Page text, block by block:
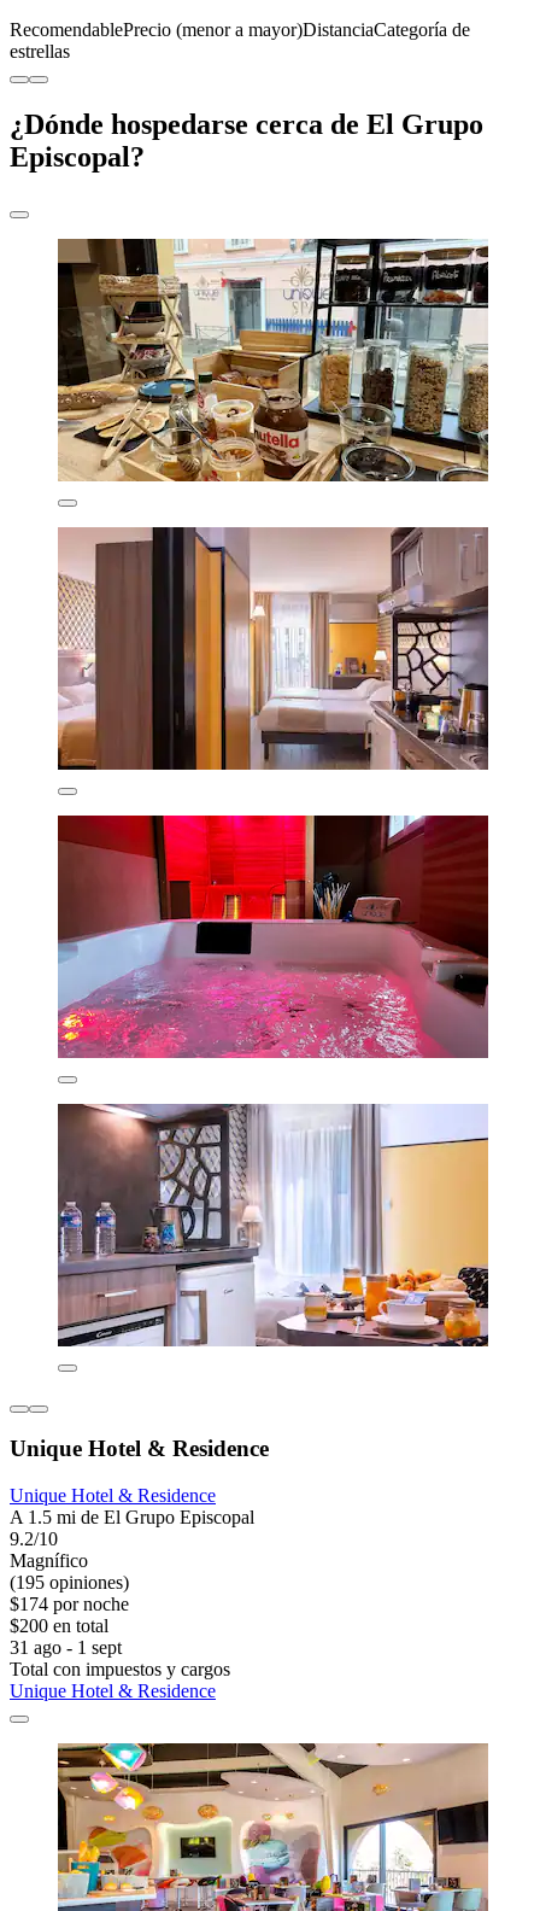
RecomendablePrecio (menor a mayor)DistanciaCategoría de
estrellas
¿Dónde hospedarse cerca de El Grupo
Episcopal?
Unique Hotel & Residence
Unique Hotel & Residence
A 1.5 mi de El Grupo Episcopal
9.2/10
Magnífico
(195 opiniones)
$174 por noche
$200 en total
31 ago - 1 sept
Total con impuestos y cargos
Unique Hotel & Residence